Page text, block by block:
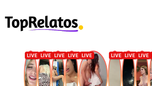
contenido